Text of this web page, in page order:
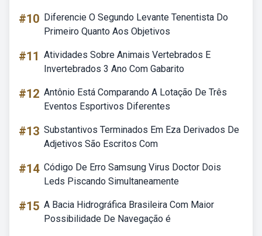
#10 Diferencie O Segundo Levante Tenentista Do
Primeiro Quanto Aos Objetivos
#11 Atividades Sobre Animais Vertebrados E
Invertebrados 3 Ano Com Gabarito
#12 Antônio Está Comparando A Lotação De Três
Eventos Esportivos Diferentes
#13 Substantivos Terminados Em Eza Derivados De
Adjetivos São Escritos Com
#14 Código De Erro Samsung Virus Doctor Dois
Leds Piscando Simultaneamente
#15 A Bacia Hidrográfica Brasileira Com Maior
Possibilidade De Navegação é